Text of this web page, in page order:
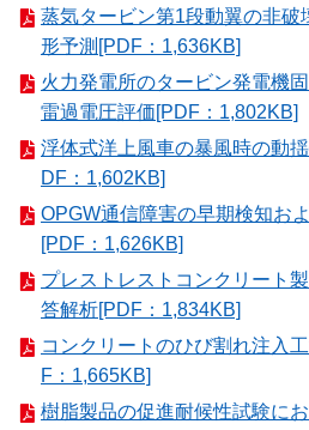
蒸気タービン第1段動翼の非破
形予測[PDF：1,636KB]
火力発電所のタービン発電機
雷過電圧評価[PDF：1,802KB]
浮体式洋上風車の暴風時の動
DF：1,602KB]
OPGW通信障害の早期検知お
[PDF：1,626KB]
プレストレストコンクリート
答解析[PDF：1,834KB]
コンクリートのひび割れ注入
F：1,665KB]
樹脂製品の促進耐候性試験に